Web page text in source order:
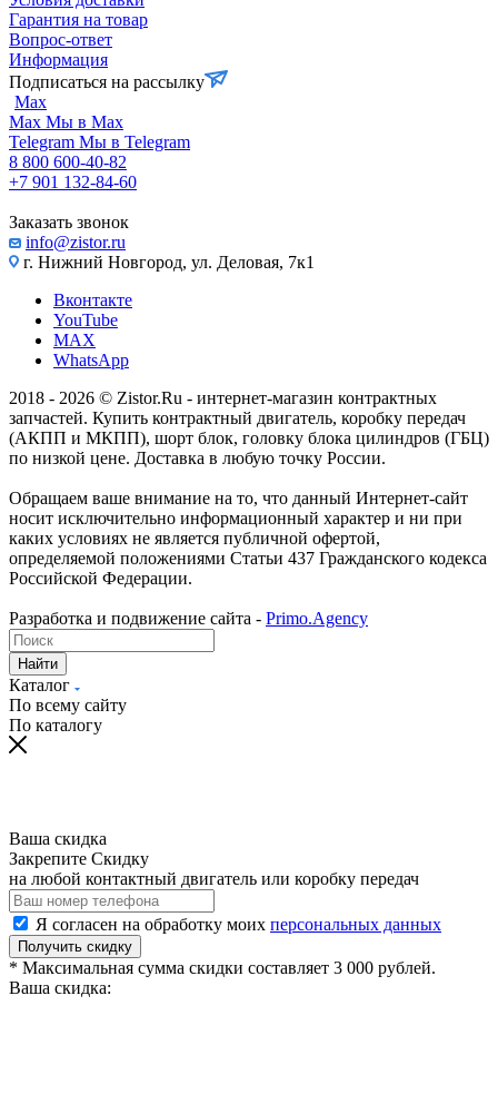
Гарантия на товар
Вопрос-ответ
Информация
Подписаться на рассылку
Max
Max Мы в Max
Telegram Мы в Telegram
8 800 600-40-82
+7 901 132-84-60
Заказать звонок
info@zistor.ru
г. Нижний Новгород, ул. Деловая, 7к1
Вконтакте
YouTube
MAX
WhatsApp
2018 - 2026 © Zistor.Ru - интернет-магазин контрактных
запчастей. Купить контрактный двигатель, коробку передач
(АКПП и МКПП), шорт блок, головку блока цилиндров (ГБЦ)
по низкой цене. Доставка в любую точку России.
Обращаем ваше внимание на то, что данный Интернет-сайт
носит исключительно информационный характер и ни при
каких условиях не является публичной офертой,
определяемой положениями Статьи 437 Гражданского кодекса
Российской Федерации.
Разработка и подвижение сайта - Primo.Agency
Найти
Каталог
По всему сайту
По каталогу
Ваша скидка
Закрепите Скидку
на любой контактный двигатель или коробку передач
Я согласен на обработку моих персональных данных
Получить скидку
* Максимальная сумма скидки составляет 3 000 рублей.
Ваша скидка: